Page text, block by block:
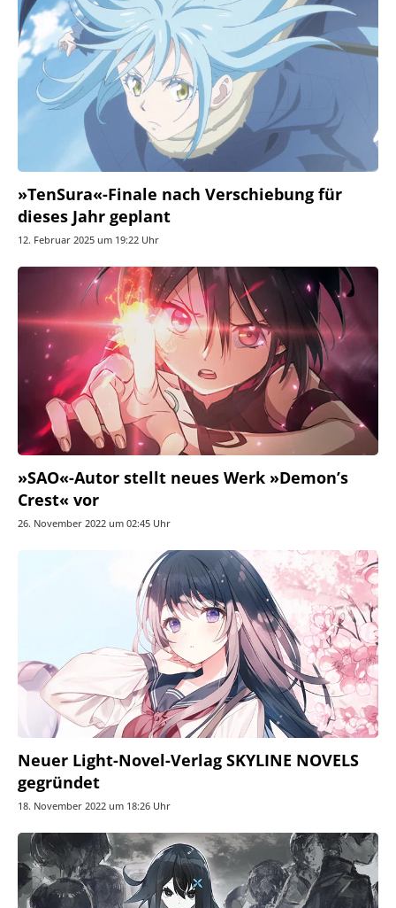
»TenSura«-Finale nach Verschiebung für
dieses Jahr geplant
12. Februar 2025 um 19:22 Uhr
»SAO«-Autor stellt neues Werk »Demon’s
Crest« vor
26. November 2022 um 02:45 Uhr
Neuer Light-Novel-Verlag SKYLINE NOVELS
gegründet
18. November 2022 um 18:26 Uhr